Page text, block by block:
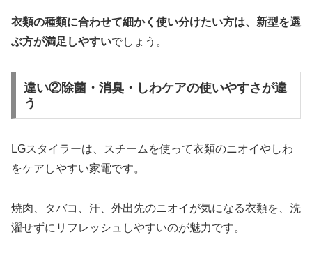
衣類の種類に合わせて細かく使い分けたい方は、新型を選
ぶ方が満足しやすいでしょう。
違い②除菌・消臭・しわケアの使いやすさが違
う
LGスタイラーは、スチームを使って衣類のニオイやしわ
をケアしやすい家電です。
焼肉、タバコ、汗、外出先のニオイが気になる衣類を、洗
濯せずにリフレッシュしやすいのが魅力です。